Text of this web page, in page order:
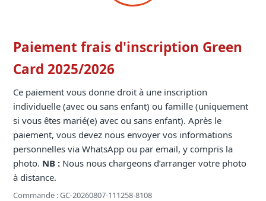
Paiement frais d'inscription Green
Card 2025/2026
Ce paiement vous donne droit à une inscription
individuelle (avec ou sans enfant) ou famille (uniquement
si vous êtes marié(e) avec ou sans enfant). Après le
paiement, vous devez nous envoyer vos informations
personnelles via WhatsApp ou par email, y compris la
photo. NB : Nous nous chargeons d’arranger votre photo
à distance.
Commande : GC-20260807-111258-8108